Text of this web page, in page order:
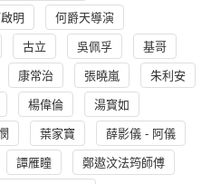
明 何爵天導演
古立 吳佩孚 基哥
康常治 張曉嵐 朱利安
楊偉倫 湯寳如
葉家寶 薛影儀 - 阿儀
譚雁瞳 鄭遨汶法筠師傅